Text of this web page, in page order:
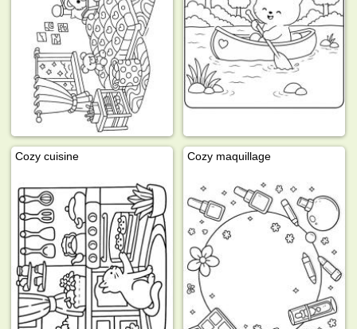
Cozy cuisine Cozy maquillage